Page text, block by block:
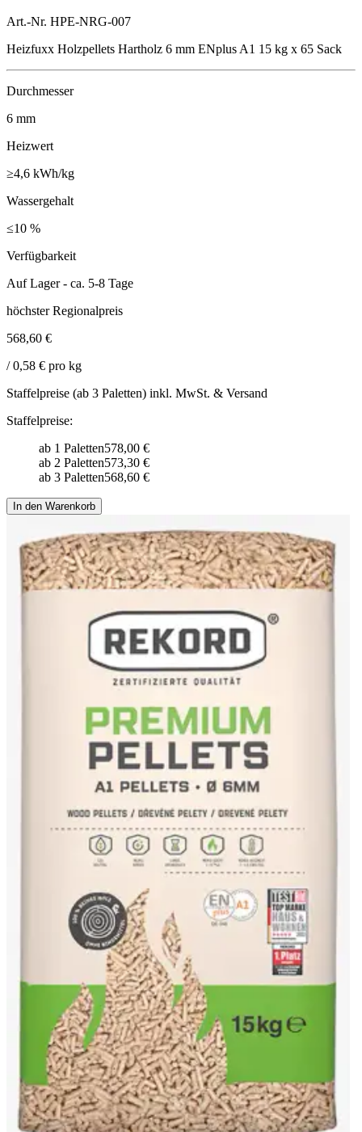
Art.-Nr. HPE-NRG-007
Heizfuxx Holzpellets Hartholz 6 mm ENplus A1 15 kg x 65 Sack
Durchmesser
6 mm
Heizwert
≥4,6 kWh/kg
Wassergehalt
≤10 %
Verfügbarkeit
Auf Lager - ca. 5-8 Tage
höchster Regionalpreis
568,60 €
/ 0,58 € pro kg
Staffelpreise (ab 3 Paletten) inkl. MwSt. & Versand
Staffelpreise:
ab 1 Paletten578,00 €
ab 2 Paletten573,30 €
ab 3 Paletten568,60 €
In den Warenkorb